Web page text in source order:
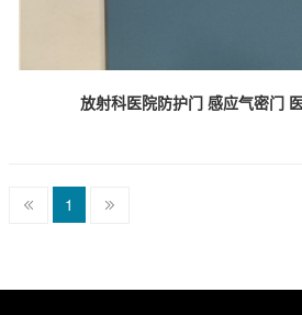
放射科医院防护门 感应气密门
1